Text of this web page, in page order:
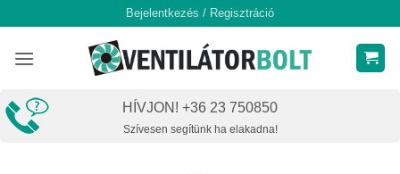
content
Bejelentkezés / Regisztráció
HÍVJON! +36 23 750850
Szívesen segítünk ha elakadna!